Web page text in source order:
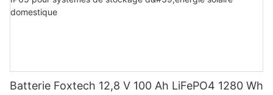
Batterie Foxtech 12,8 V 100 Ah LiFePO4 1280 Wh